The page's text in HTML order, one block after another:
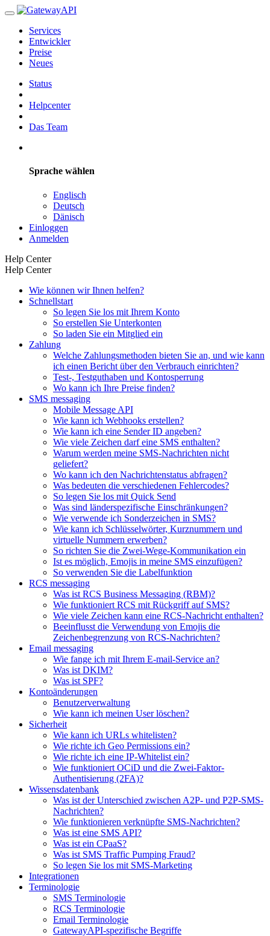
Services
Entwickler
Preise
Neues
Status
Helpcenter
Das Team
Sprache wählen
Englisch
Deutsch
Dänisch
Einloggen
Anmelden
Help Center
Help Center
Wie können wir Ihnen helfen?
Schnellstart
So legen Sie los mit Ihrem Konto
So erstellen Sie Unterkonten
So laden Sie ein Mitglied ein
Zahlung
Welche Zahlungsmethoden bieten Sie an, und wie kann
ich einen Bericht über den Verbrauch einrichten?
Test-, Testguthaben und Kontosperrung
Wo kann ich Ihre Preise finden?
SMS messaging
Mobile Message API
Wie kann ich Webhooks erstellen?
Wie kann ich eine Sender ID angeben?
Wie viele Zeichen darf eine SMS enthalten?
Warum werden meine SMS-Nachrichten nicht
geliefert?
Wo kann ich den Nachrichtenstatus abfragen?
Was bedeuten die verschiedenen Fehlercodes?
So legen Sie los mit Quick Send
Was sind länderspezifische Einschränkungen?
Wie verwende ich Sonderzeichen in SMS?
Wie kann ich Schlüsselwörter, Kurznummern und
virtuelle Nummern erwerben?
So richten Sie die Zwei-Wege-Kommunikation ein
Ist es möglich, Emojis in meine SMS einzufügen?
So verwenden Sie die Labelfunktion
RCS messaging
Was ist RCS Business Messaging (RBM)?
Wie funktioniert RCS mit Rückgriff auf SMS?
Wie viele Zeichen kann eine RCS-Nachricht enthalten?
Beeinflusst die Verwendung von Emojis die
Zeichenbegrenzung von RCS-Nachrichten?
Email messaging
Wie fange ich mit Ihrem E-mail-Service an?
Was ist DKIM?
Was ist SPF?
Kontoänderungen
Benutzerverwaltung
Wie kann ich meinen User löschen?
Sicherheit
Wie kann ich URLs whitelisten?
Wie richte ich Geo Permissions ein?
Wie richte ich eine IP-Whitelist ein?
Wie funktioniert OCiD und die Zwei-Faktor-
Authentisierung (2FA)?
Wissensdatenbank
Was ist der Unterschied zwischen A2P- und P2P-SMS-
Nachrichten?
Wie funktionieren verknüpfte SMS-Nachrichten?
Was ist eine SMS API?
Was ist ein CPaaS?
Was ist SMS Traffic Pumping Fraud?
So legen Sie los mit SMS-Marketing
Integrationen
Terminologie
SMS Terminologie
RCS Terminologie
Email Terminologie
GatewayAPI-spezifische Begriffe